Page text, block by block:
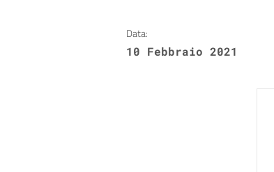
Data:
10 Febbraio 2021